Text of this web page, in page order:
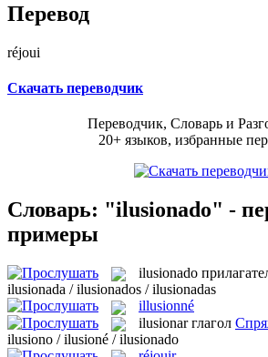
Перевод
réjoui
Скачать переводчик
Переводчик, Словарь и
20+ языков, избранные
Словарь: "ilusionado" -
примеры
ilusionado
ilusionada / ilusionados / ilusionadas
illusionné
ilusionar глагол
ilusiono / ilusioné / ilusionado